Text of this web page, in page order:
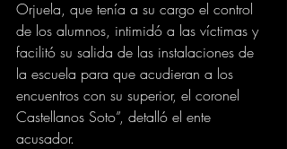
Orjuela, que tenía a su cargo el control
de los alumnos, intimidó a las víctimas y
facilitó su salida de las instalaciones de
la escuela para que acudieran a los
encuentros con su superior, el coronel
Castellanos Soto”, detalló el ente
acusador.